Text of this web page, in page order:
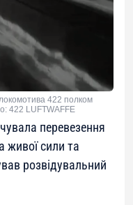
422 полком
422 LUFTWAFFE
перевезення
живої сили та
розвідувальний